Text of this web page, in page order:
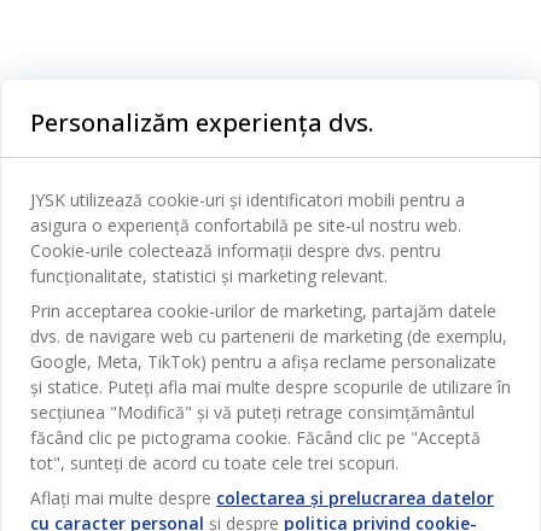
Birou
Sufragerie
Bucătărie
Depozitare
Perdele
Grădină
Pentru casă
Contact Relații Clienți
Magazine și program
Broșură
Termeni si conditii vânzări online
Garantia prețului
Garanția Produselor
Politica de confidentialitate
JYSK
Despre JYSK
JYSK.com
Presă
Locuri de muncă
Newsletter
Inspirație
SEDIU CENTRAL
TAROL-DD S.R.L. str. Jubiliara, 41A mun. Chișinău, Republica
Moldova
JYSK BUSINESS TO BUSINESS
Vânzări și relații clienți persoane juridice
Telefon: 060 531 531
JYSK RELAȚII CLIENȚI
Contact Relații Clienți
Telefon: 022 022 030
E-mail: support@jysk.md
Urmărește Jysk
Personalizăm experiența dvs.
JYSK utilizează cookie-uri și identificatori mobili pentru a
asigura o experiență confortabilă pe site-ul nostru web.
Cookie-urile colectează informații despre dvs. pentru
funcționalitate, statistici și marketing relevant.
Prin acceptarea cookie-urilor de marketing, partajăm datele
dvs. de navigare web cu partenerii de marketing (de exemplu,
Google, Meta, TikTok) pentru a afișa reclame personalizate
și statice. Puteți afla mai multe despre scopurile de utilizare în
secțiunea "Modifică" și vă puteți retrage consimțământul
făcând clic pe pictograma cookie. Făcând clic pe "Acceptă
tot", sunteți de acord cu toate cele trei scopuri.
Aflați mai multe despre colectarea și prelucrarea datelor
cu caracter personal și despre politica privind cookie-